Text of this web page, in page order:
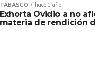
TABASCO hace 1 año
Exhorta Ovidio a no
materia de rendición